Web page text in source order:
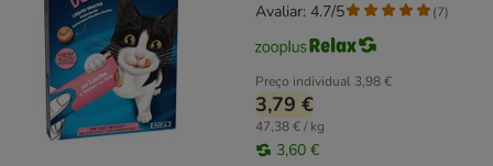
Preço individual 3,98 €
3,79 €
47,38 € / kg
3,60 €
Avaliar: 4.7/5 (7)